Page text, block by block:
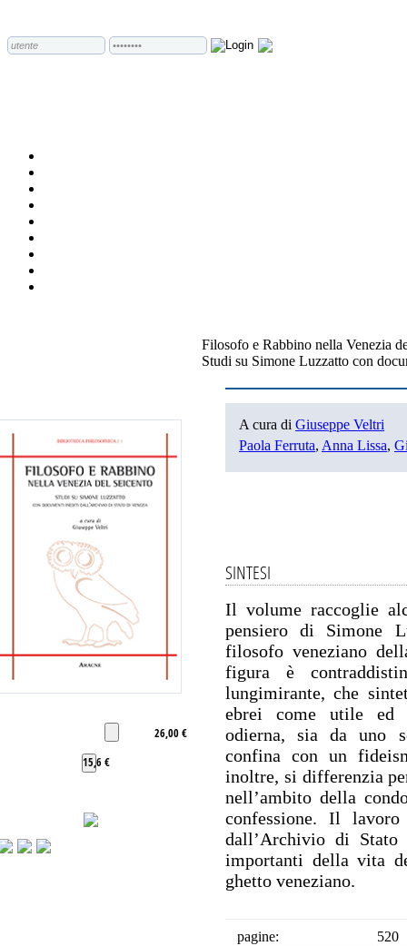
Filosofo e Rabbino nella Venezia
Studi su Simone Luzzatto con
26,00 €
15,6 €
A cura di Giuseppe Veltri
Paola Ferruta, Anna Lissa,
SINTESI
Il volume raccoglie
pensiero di Simone
filosofo veneziano
figura è
lungimirante, che
ebrei come utile ed
odierna, sia da uno
confina con un
inoltre, si differenzia
nell’ambito della
confessione. Il
dall’Archivio di Stato
importanti della vita
ghetto veneziano.
pagine:
520